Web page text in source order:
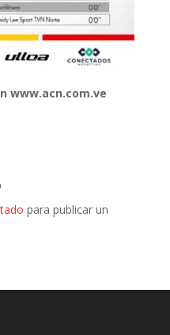
www.acn.com.ve
para publicar un